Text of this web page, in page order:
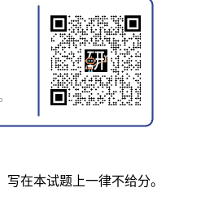
在本试题上一律不给分。